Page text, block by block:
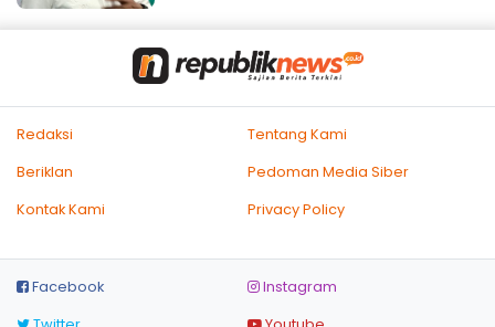
Redaksi
Tentang Kami
Beriklan
Pedoman Media Siber
Kontak Kami
Privacy Policy
Facebook
Instagram